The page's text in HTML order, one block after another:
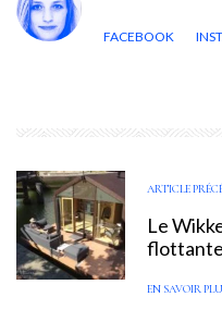
FACEBOOK
ARTICLE
Le
flottante
EN SAVOIR